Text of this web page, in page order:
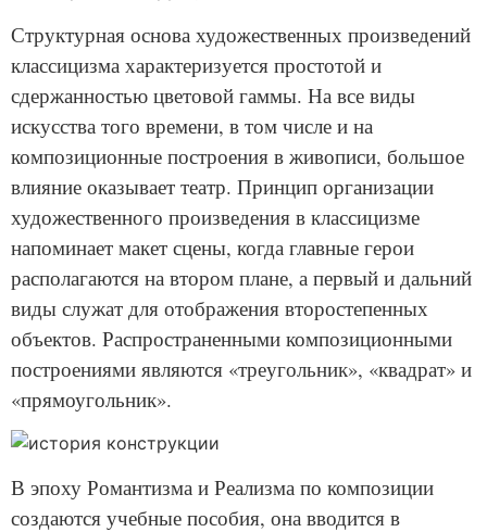
Структурная основа художественных произведений
классицизма характеризуется простотой и
сдержанностью цветовой гаммы. На все виды
искусства того времени, в том числе и на
композиционные построения в живописи, большое
влияние оказывает театр. Принцип организации
художественного произведения в классицизме
напоминает макет сцены, когда главные герои
располагаются на втором плане, а первый и дальний
виды служат для отображения второстепенных
объектов. Распространенными композиционными
построениями являются «треугольник», «квадрат» и
«прямоугольник».
В эпоху Романтизма и Реализма по композиции
создаются учебные пособия, она вводится в